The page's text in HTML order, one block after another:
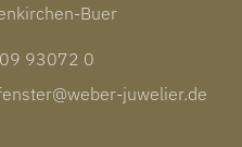
Buer
93072 0
juwelier.de